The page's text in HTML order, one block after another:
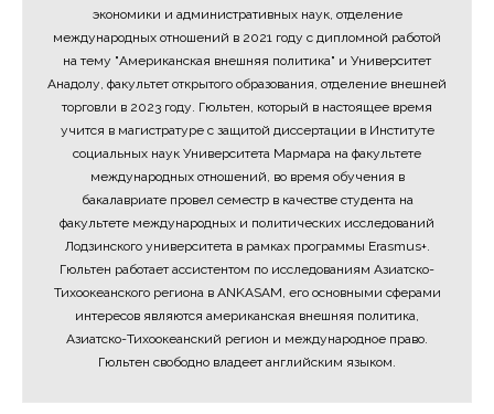
экономики и административных наук, отделение
международных отношений в 2021 году с дипломной работой
на тему "Американская внешняя политика" и Университет
Анадолу, факультет открытого образования, отделение внешней
торговли в 2023 году. Гюльтен, который в настоящее время
учится в магистратуре с защитой диссертации в Институте
социальных наук Университета Мармара на факультете
международных отношений, во время обучения в
бакалавриате провел семестр в качестве студента на
факультете международных и политических исследований
Лодзинского университета в рамках программы Erasmus+.
Гюльтен работает ассистентом по исследованиям Азиатско-
Тихоокеанского региона в ANKASAM, его основными сферами
интересов являются американская внешняя политика,
Азиатско-Тихоокеанский регион и международное право.
Гюльтен свободно владеет английским языком.